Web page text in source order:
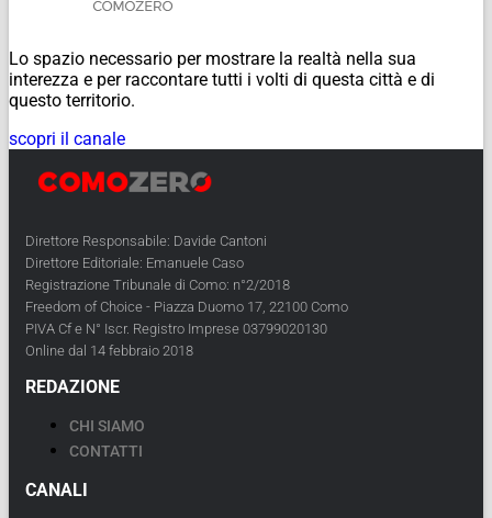
Lo spazio necessario per mostrare la realtà nella sua
interezza e per raccontare tutti i volti di questa città e di
questo territorio.
scopri il canale
Direttore Responsabile: Davide Cantoni
Direttore Editoriale: Emanuele Caso
Registrazione Tribunale di Como: n°2/2018
Freedom of Choice - Piazza Duomo 17, 22100 Como
PIVA Cf e N° Iscr. Registro Imprese 03799020130
Online dal 14 febbraio 2018
REDAZIONE
CHI SIAMO
CONTATTI
CANALI